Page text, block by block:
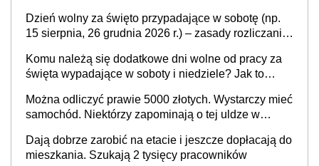
Dzień wolny za święto przypadające w sobotę (np.
15 sierpnia, 26 grudnia 2026 r.) – zasady rozliczania
i administracja publiczna), najczęstsze pytania
Komu należą się dodatkowe dni wolne od pracy za
święta wypadające w soboty i niedziele? Jak to
Można odliczyć prawie 5000 złotych. Wystarczy mieć
samochód. Niektórzy zapominają o tej uldze w
Dają dobrze zarobić na etacie i jeszcze dopłacają do
mieszkania. Szukają 2 tysięcy pracowników